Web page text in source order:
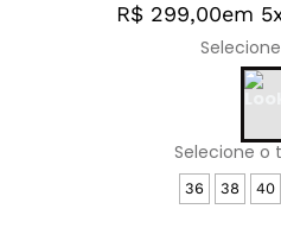
R$ 299,00em
36 38 40